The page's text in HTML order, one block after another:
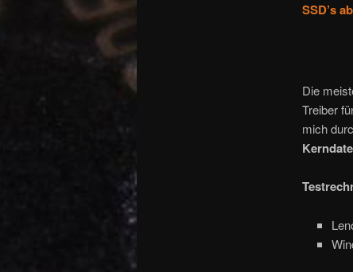
SSD’s
Die
Treiber
mich